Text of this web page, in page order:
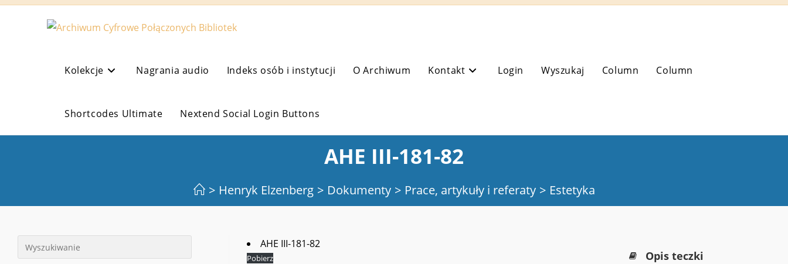
Koniec
Kolekcje Nagrania audio Indeks osób i instytucji O Archiwum Kontakt Login Wyszukaj Column Column
Shortcodes Ultimate Nextend Social Login Buttons
AHE III-181-82
> Henryk Elzenberg > Dokumenty > Prace, artykuły i referaty > Estetyka
AHE III-181-82
Pobierz Opis teczki